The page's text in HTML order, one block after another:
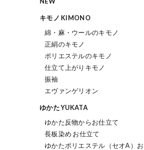
キモノ KIMONO
綿・麻・ウールのキモノ
正絹のキモノ
ポリエステルのキモノ
仕立て上がりキモノ
振袖
エヴァンゲリオン
ゆかた YUKATA
ゆかた反物からお仕立て
長板染め お仕立て
ゆかたポリエステル（セオΑ）お